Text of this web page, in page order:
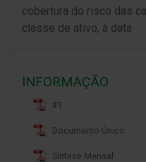
cobertura do risco das
classe de ativo, à data
INFORMAÇÃO
IFI
Documento Único
Síntese Mensal